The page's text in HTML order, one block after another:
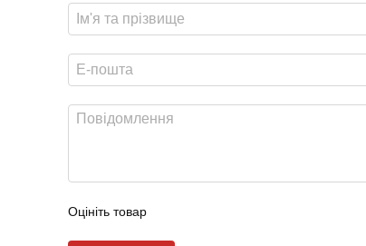
Оцініть товар